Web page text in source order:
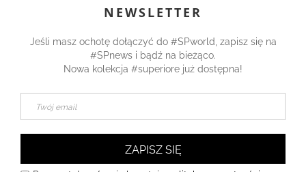
NEWSLETTER
Jeśli masz ochotę dołączyć do #SPworld, zapisz się na
#SPnews i bądź na bieżąco.
Nowa kolekcja #superiore już dostępna!
ZAPISZ SIĘ